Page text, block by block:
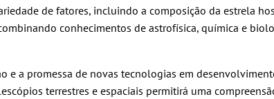
de fatores, incluindo a composição da estrela
conhecimentos de astrofísica, química e
e a promessa de novas tecnologias em
terrestres e espaciais permitirá uma